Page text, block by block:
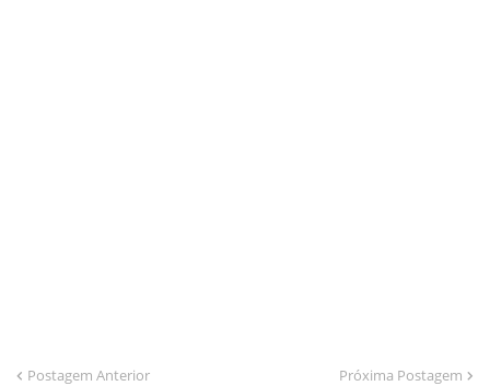
Postagem Anterior Próxima Postagem